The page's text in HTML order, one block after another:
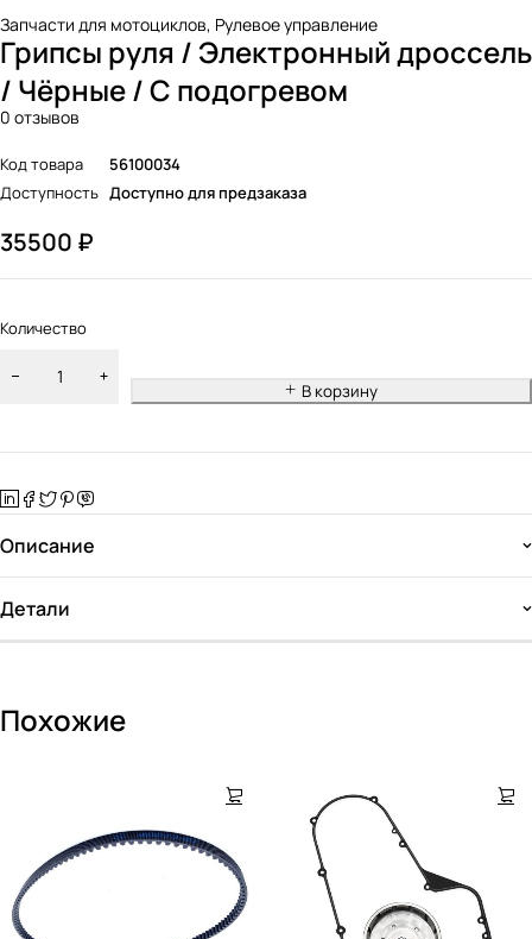
Запчасти для мотоциклов, Рулевое управление
Грипсы руля / Электронный дроссель
/ Чёрные / С подогревом
0 отзывов
Код товара
56100034
Доступность Доступно для предзаказа
35500 ₽
Количество
В корзину
Описание
Детали
Похожие